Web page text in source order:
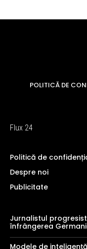
POLITICĂ DE
Flux 24
Politică de
Despre noi
Publicitate
Jurnalistul
înfrângerea
Modele de